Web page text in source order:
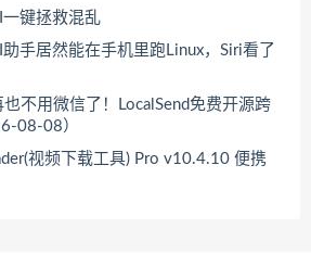
键拯救混乱
手居然能在手机里跑Linux，Siri看了
不用微信了！LocalSend免费开源跨
08-08）
视频下载工具) Pro v10.4.10 便携